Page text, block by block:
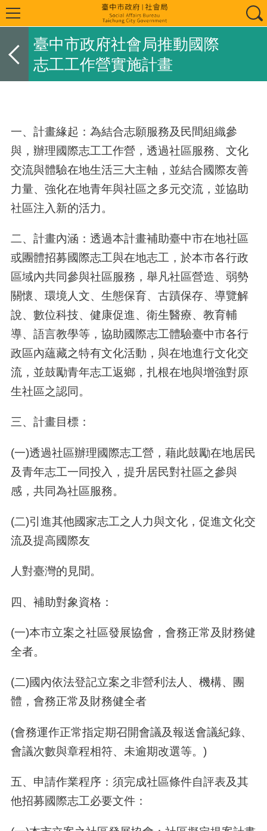
臺中市政府社會局推動國際
志工工作營實施計畫
一、計畫緣起：為結合志願服務及民間組織參
與，辦理國際志工工作營，透過社區服務、文化
交流與體驗在地生活三大主軸，並結合國際友善
力量、強化在地青年與社區之多元交流，並協助
社區注入新的活力。
二、計畫內涵：透過本計畫補助臺中市在地社區
或團體招募國際志工與在地志工，於本市各行政
區域內共同參與社區服務，舉凡社區營造、弱勢
關懷、環境人文、生態保育、古蹟保存、導覽解
說、數位科技、健康促進、衛生醫療、教育輔
導、語言教學等，協助國際志工體驗臺中市各行
政區內蘊藏之特有文化活動，與在地進行文化交
流，並鼓勵青年志工返鄉，扎根在地與增強對原
生社區之認同。
三、計畫目標：
(一)透過社區辦理國際志工營，藉此鼓勵在地居民
及青年志工一同投入，提升居民對社區之參與
感，共同為社區服務。
(二)引進其他國家志工之人力與文化，促進文化交
流及提高國際友
人對臺灣的見聞。
四、補助對象資格：
(一)本市立案之社區發展協會，會務正常及財務健
全者。
(二)國內依法登記立案之非營利法人、機構、團
體，會務正常及財務健全者
(會務運作正常指定期召開會議及報送會議紀錄、
會議次數與章程相符、未逾期改選等。 )
五、 申請作業程序：須完成社區條件自評表及其
他招募國際志工必要文件：